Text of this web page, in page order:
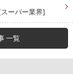
ーパー業界]
一覧